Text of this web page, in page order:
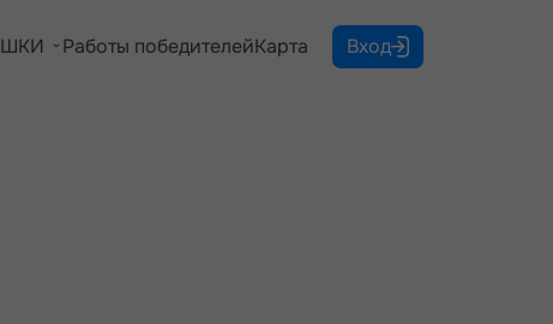
ШКИ Работы победителейКарта Вход